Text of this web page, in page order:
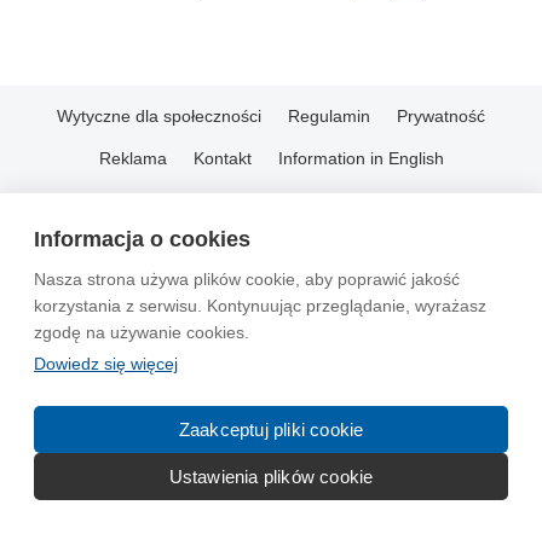
Informacja o cookies
Nasza strona używa plików cookie, aby poprawić jakość
korzystania z serwisu. Kontynuując przeglądanie, wyrażasz
zgodę na używanie cookies.
Dowiedz się więcej
Zaakceptuj pliki cookie
Ustawienia plików cookie
Wytyczne dla społeczności Regulamin Prywatność
Reklama Kontakt Information in English